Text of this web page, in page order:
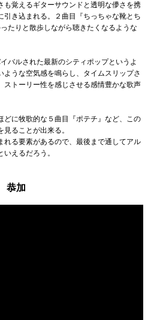
も覚えるギターサウンドと透明な儚さを携
引き込まれる。２曲目『ちっちゃな靴とち
たりと散歩しながら聴きたくなるような
バルされた最新のシティポップというよ
ような空気感を鳴らし、タイムスリップさ
ストーリー性を感じさせる感情豊かな歌声
どに牧歌的な５曲目『ポテチ』など、この
ることが出来る。
れる要素があるので、最後まで通してアル
えるだろう。
恭加